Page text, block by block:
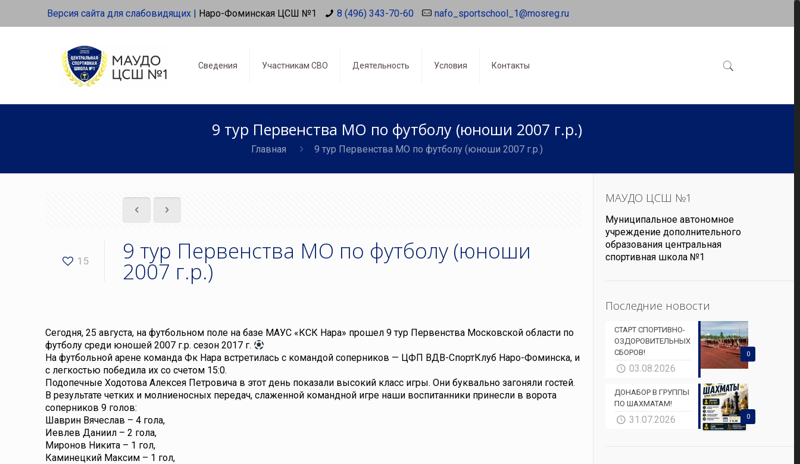
Версия сайта для слабовидящих | Наро-Фоминская ЦСШ №1 8 (496) 343-70-60 nafo_sportschool_1@mosreg.ru
Сведения Участникам СВО Деятельность Условия Контакты
9 тур Первенства МО по футболу (юноши 2007 г.р.)
Главная 9 тур Первенства МО по футболу (юноши 2007 г.р.)
15 9 тур Первенства МО по футболу (юноши
2007 г.р.)
Сегодня, 25 августа, на футбольном поле на базе МАУС «КСК Нара» прошел 9 тур Первенства Московской области по
футболу среди юношей 2007 г.р. сезон 2017 г.
На футбольной арене команда Фк Нара встретилась с командой соперников — ЦФП ВДВ-СпортКлуб Наро-Фоминска, и
с легкостью победила их со счетом 15:0.
Подопечные Ходотова Алексея Петровича в этот день показали высокий класс игры. Они буквально загоняли гостей.
В результате четких и молниеносных передач, слаженной командной игре наши воспитанники принесли в ворота
соперников 9 голов:
Шаврин Вячеслав – 4 гола,
Иевлев Даниил – 2 гола,
Миронов Никита – 1 гол,
Каминецкий Максим – 1 гол,
МАУДО ЦСШ №1
Муниципальное автономное
учреждение дополнительного
образования центральная
спортивная школа №1
Последние новости
0
СТАРТ СПОРТИВНО-
ОЗДОРОВИТЕЛЬНЫХ
СБОРОВ!
03.08.2026
0
ДОНАБОР В ГРУППЫ
ПО ШАХМАТАМ!
31.07.2026